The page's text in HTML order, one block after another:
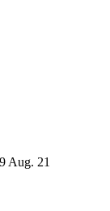
Aug. 21